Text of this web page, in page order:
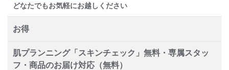
どなたでもお気軽にお越しください
お得
肌プランニング「スキンチェック」無料・専属スタッ
フ・商品のお届け対応（無料）